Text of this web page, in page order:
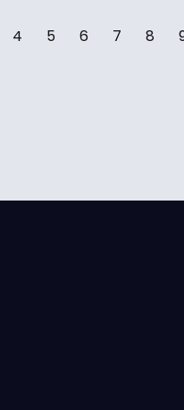
4 5 6 7 8